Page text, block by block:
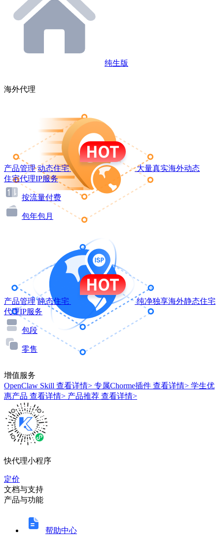
纯生版
海外代理
产品管理 动态住宅
大量真实海外动态
住宅代理IP服务
按流量付费
包年包月
产品管理 静态住宅
纯净独享海外静态住宅
代理IP服务
包段
零售
增值服务
OpenClaw Skill 查看详情> 专属Chorme插件 查看详情> 学生优
惠产品 查看详情> 产品推荐 查看详情>
快代理小程序
定价
文档与支持
产品与功能
帮助中心